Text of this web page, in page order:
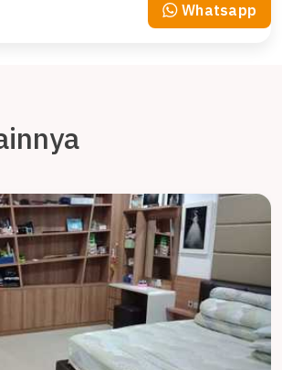
Whatsapp